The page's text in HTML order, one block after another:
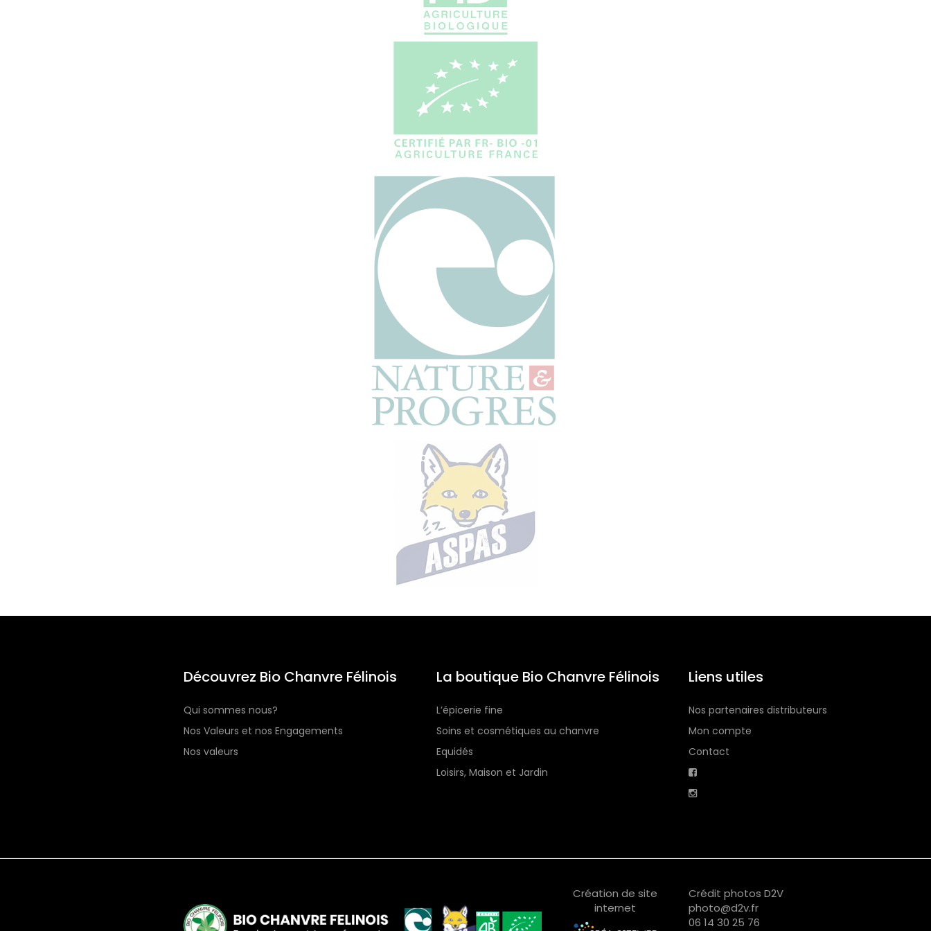
Découvrez Bio Chanvre Félinois
Qui sommes nous?
Nos Valeurs et nos Engagements
Nos valeurs
La boutique Bio Chanvre Félinois
L’épicerie fine
Soins et cosmétiques au chanvre
Equidés
Loisirs, Maison et Jardin
Liens utiles
Nos partenaires distributeurs
Mon compte
Contact
Création de site
internet
Crédit photos D2V
photo@d2v.fr
06 14 30 25 76